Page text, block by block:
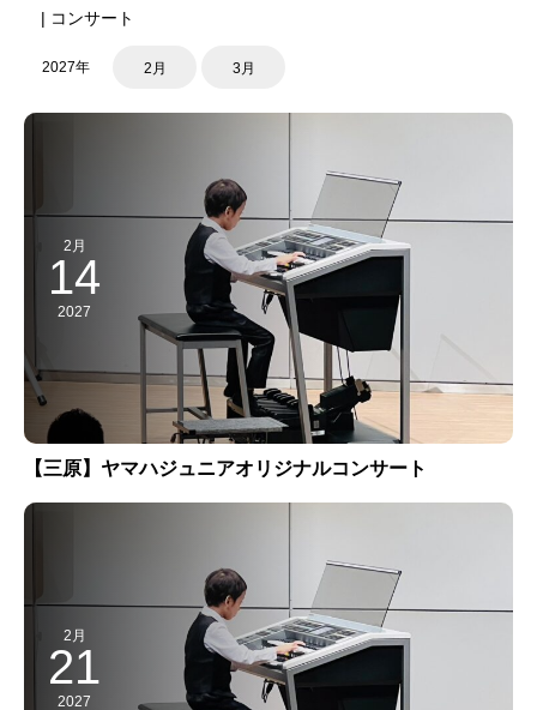
| コンサート
2027年 2月 3月
2月
14
2027
【三原】ヤマハジュニアオリジナルコンサート
2月
21
2027